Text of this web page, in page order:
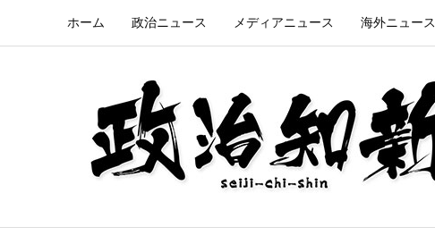
ホーム 政治ニュース メディアニュース 海外ニュース